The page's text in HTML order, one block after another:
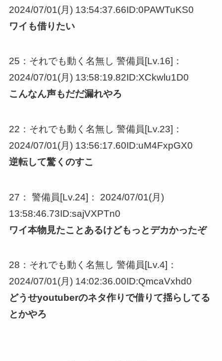
2024/07/01(月) 13:54:37.66ID:0PAWTuKS0
ワイも借りたい
25：それでも動く名無し 警備員[Lv.16]：
2024/07/01(月) 13:58:19.82ID:XCkwlu1D0
こんなん声もだだ漏れやろ
22：それでも動く名無し 警備員[Lv.23]：
2024/07/01(月) 13:56:17.60ID:uM4FxpGX0
逆転して驚くのすこ
27： 警備員[Lv.24]： 2024/07/01(月)
13:58:46.73ID:sajVXPTn0
ワイ本物見たことあるけどもっとデカかったぞ
28：それでも動く名無し 警備員[Lv.4]：
2024/07/01(月) 14:02:36.00ID:QmcaVxhd0
どうせyoutuberのネタ作りで借りて揺らしてる
とかやろ